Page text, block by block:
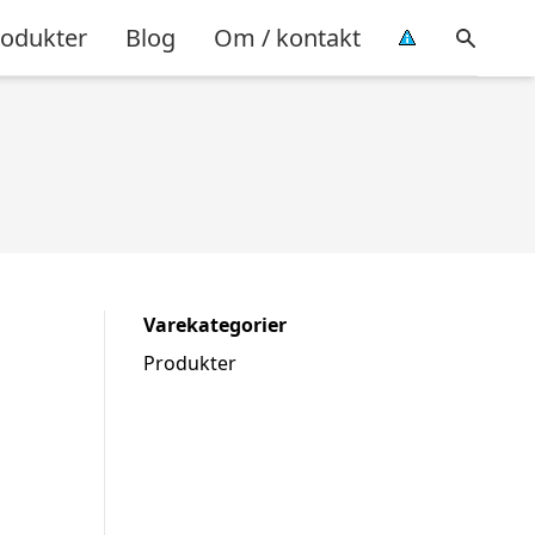
Blog Om / kontakt
Varekategorier
Produkter